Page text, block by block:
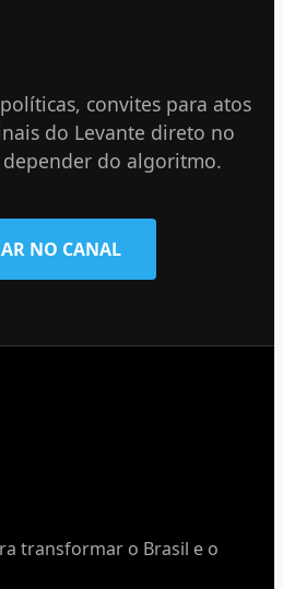
convites para atos
do Levante direto no
depender do algoritmo.
NO CANAL
transformar o Brasil e o